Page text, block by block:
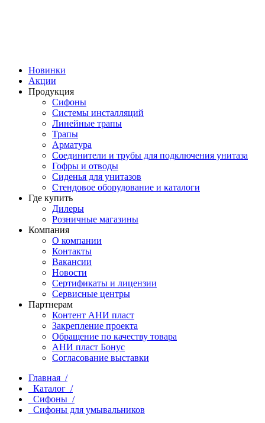
Новинки
Акции
Продукция
Сифоны
Системы инсталляций
Линейные трапы
Трапы
Арматура
Соединители и трубы для подключения унитаза
Гофры и отводы
Сиденья для унитазов
Стендовое оборудование и каталоги
Где купить
Дилеры
Розничные магазины
Компания
О компании
Контакты
Вакансии
Новости
Сертификаты и лицензии
Сервисные центры
Партнерам
Контент АНИ пласт
Закрепление проекта
Обращение по качеству товара
АНИ пласт Бонус
Согласование выставки
Главная /
Каталог /
Сифоны /
Сифоны для умывальников